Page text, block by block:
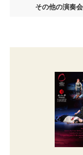
その他の演奏会